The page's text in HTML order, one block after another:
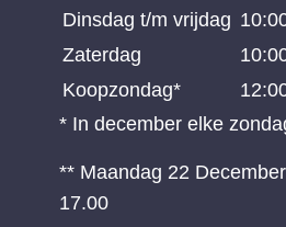
Dinsdag t/m vrijdag
Zaterdag
Koopzondag*
* In december elke
** Maandag 22
17.00